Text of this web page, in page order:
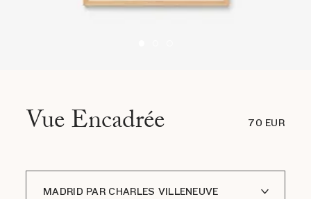
Vue Encadrée 70 EUR
MADRID PAR CHARLES VILLENEUVE